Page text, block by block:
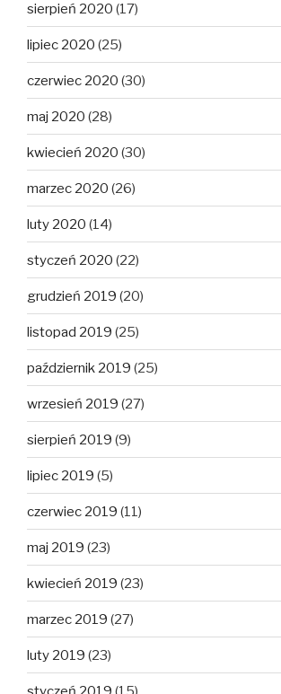
sierpień 2020 (17)
lipiec 2020 (25)
czerwiec 2020 (30)
maj 2020 (28)
kwiecień 2020 (30)
marzec 2020 (26)
luty 2020 (14)
styczeń 2020 (22)
grudzień 2019 (20)
listopad 2019 (25)
październik 2019 (25)
wrzesień 2019 (27)
sierpień 2019 (9)
lipiec 2019 (5)
czerwiec 2019 (11)
maj 2019 (23)
kwiecień 2019 (23)
marzec 2019 (27)
luty 2019 (23)